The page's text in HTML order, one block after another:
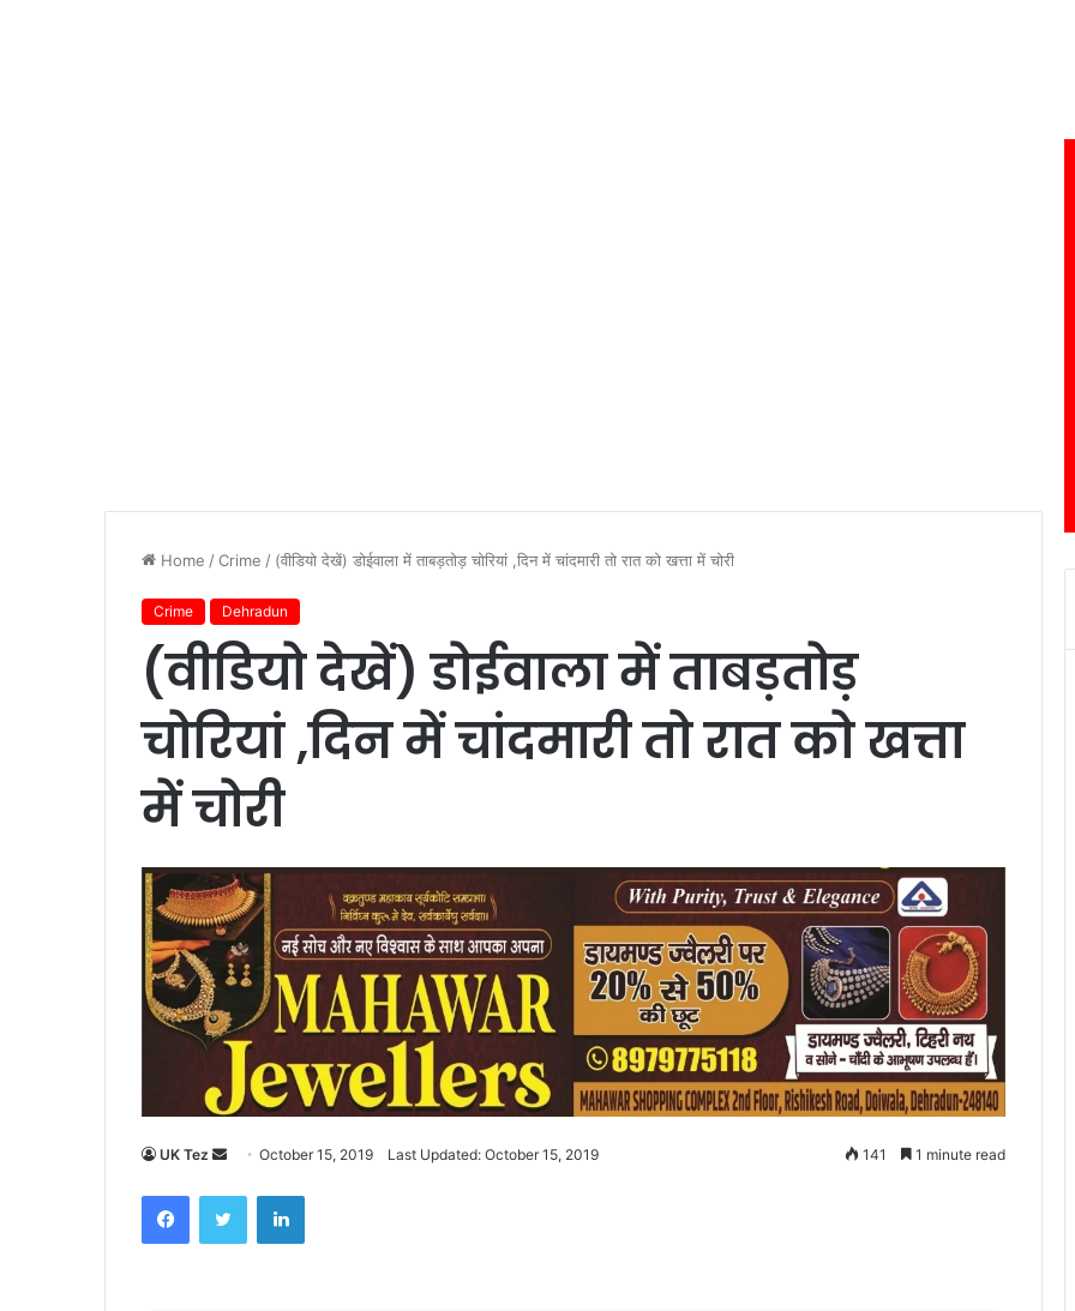
Home /Crime / (वीडियो देखें) डोईवाला में ताबड़तोड़ चोरियां ,दिन में चांदमारी तो रात को खत्ता में चोरी
Crime Dehradun
(वीडियो देखें) डोईवाला में ताबड़तोड़
चोरियां ,दिन में चांदमारी तो रात को खत्ता
में चोरी
UK Tez
n
d
October 15, 2019 Last Updated: October 15, 2019 141 1 minute read